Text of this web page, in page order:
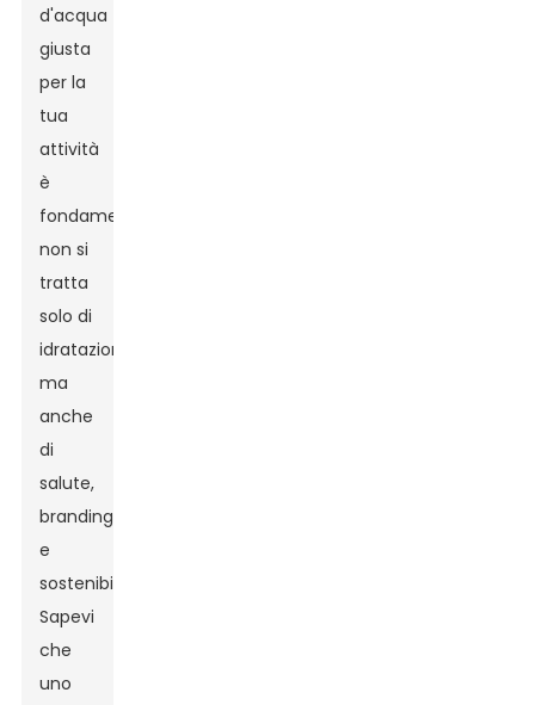
d'acqua
giusta
per la
tua
attività
è
fondamentale:
non si
tratta
solo di
idratazione,
ma
anche
di
salute,
branding
e
sostenibilità!
Sapevi
che
uno